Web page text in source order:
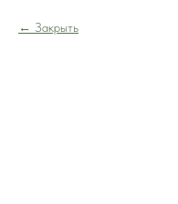
Закрыть